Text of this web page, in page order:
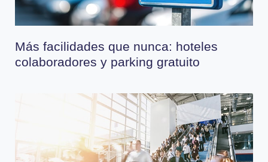
Más facilidades que nunca: hoteles
colaboradores y parking gratuito